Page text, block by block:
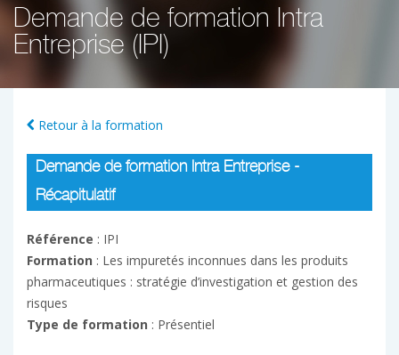
Demande de formation Intra
Entreprise (IPI)
Retour à la formation
Demande de formation Intra Entreprise -
Récapitulatif
Référence : IPI
Formation : Les impuretés inconnues dans les produits
pharmaceutiques : stratégie d’investigation et gestion des
risques
Type de formation : Présentiel